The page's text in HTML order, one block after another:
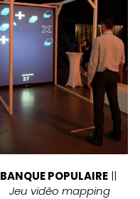
BANQUE POPULAIRE
Jeu vidéo mapping